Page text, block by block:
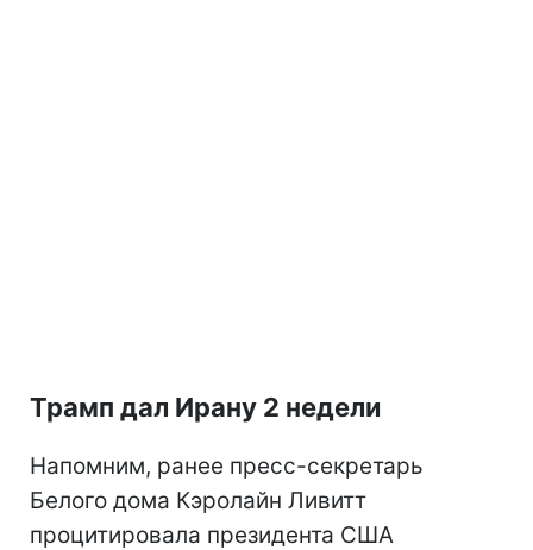
Трамп дал Ирану 2 недели
Напомним, ранее пресс-секретарь
Белого дома Кэролайн Ливитт
процитировала президента США